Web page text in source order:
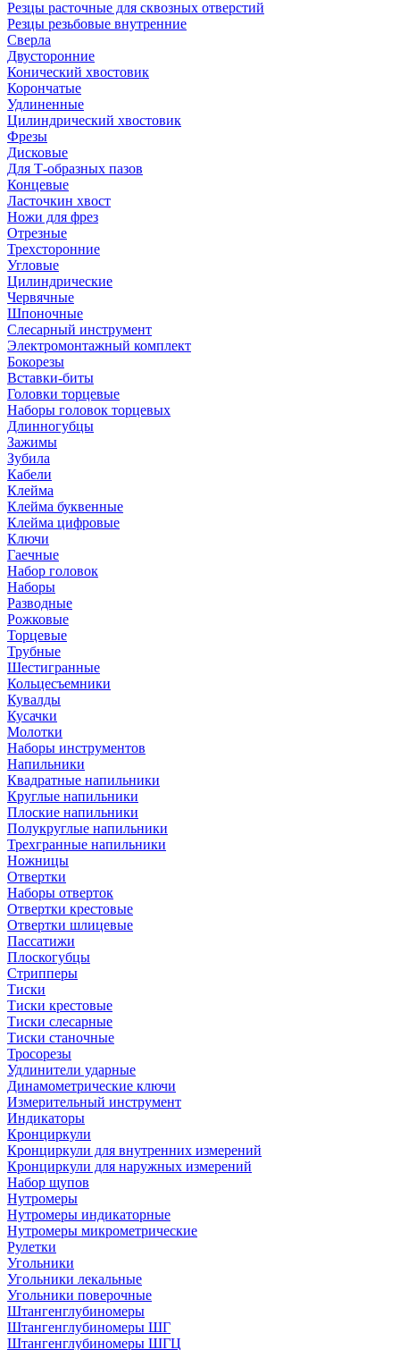
Резцы расточные для сквозных отверстий
Резцы резьбовые внутренние
Сверла
Двусторонние
Конический хвостовик
Корончатые
Удлиненные
Цилиндрический хвостовик
Фрезы
Дисковые
Для Т-образных пазов
Концевые
Ласточкин хвост
Ножи для фрез
Отрезные
Трехсторонние
Угловые
Цилиндрические
Червячные
Шпоночные
Слесарный инструмент
Электромонтажный комплект
Бокорезы
Вставки-биты
Головки торцевые
Наборы головок торцевых
Длинногубцы
Зажимы
Зубила
Кабели
Клейма
Клейма буквенные
Клейма цифровые
Ключи
Гаечные
Набор головок
Наборы
Разводные
Рожковые
Торцевые
Трубные
Шестигранные
Кольцесъемники
Кувалды
Кусачки
Молотки
Наборы инструментов
Напильники
Квадратные напильники
Круглые напильники
Плоские напильники
Полукруглые напильники
Трехгранные напильники
Ножницы
Отвертки
Наборы отверток
Отвертки крестовые
Отвертки шлицевые
Пассатижи
Плоскогубцы
Стрипперы
Тиски
Тиски крестовые
Тиски слесарные
Тиски станочные
Тросорезы
Удлинители ударные
Динамометрические ключи
Измерительный инструмент
Индикаторы
Кронциркули
Кронциркули для внутренних измерений
Кронциркули для наружных измерений
Набор щупов
Нутромеры
Нутромеры индикаторные
Нутромеры микрометрические
Рулетки
Угольники
Угольники лекальные
Угольники поверочные
Штангенглубиномеры
Штангенглубиномеры ШГ
Штангенглубиномеры ШГЦ